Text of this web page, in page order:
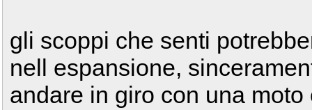
gli scoppi che senti
nell espansione,
andare in giro con una